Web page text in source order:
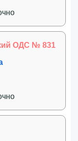
ОДС № 831